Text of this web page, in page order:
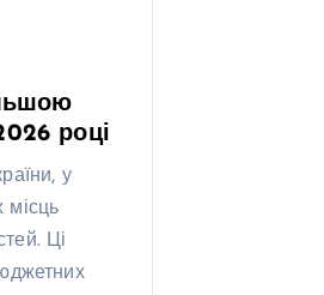
році
у
місць
Ці